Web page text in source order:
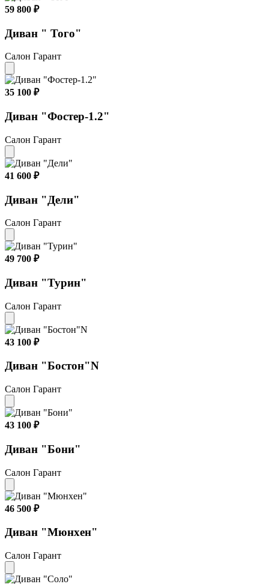
59 800 ₽
Диван " Того"
Салон Гарант
35 100 ₽
Диван "Фостер-1.2"
Салон Гарант
41 600 ₽
Диван "Дели"
Салон Гарант
49 700 ₽
Диван "Турин"
Салон Гарант
43 100 ₽
Диван "Бостон"N
Салон Гарант
43 100 ₽
Диван "Бони"
Салон Гарант
46 500 ₽
Диван "Мюнхен"
Салон Гарант